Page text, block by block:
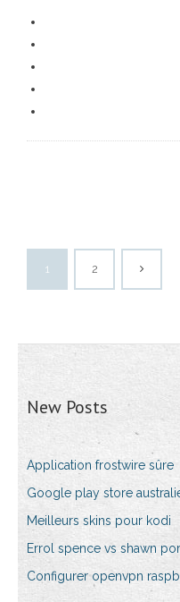
1 2
New Posts
Application frostwire sûre
Google play store
Meilleurs skins pour kodi
Errol spence vs shawn
Configurer openvpn